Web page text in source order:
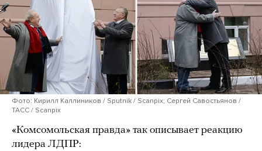
Фото: Кирилл Каллиников / Sputnik / Scanpix; Сергей Савостьянов /
ТАСС / Scanpix
«Комсомольская правда» так описывает реакцию
лидера ЛДПР: